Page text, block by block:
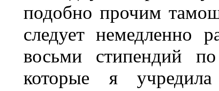
подобно прочим
следует немедленно
восьми стипендий
которые я